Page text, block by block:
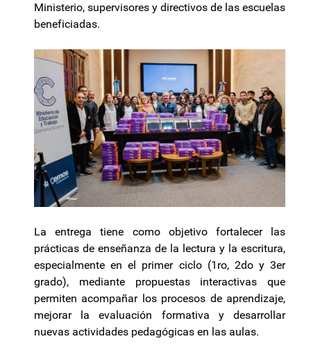
Ministerio, supervisores y directivos de las escuelas
beneficiadas.
La entrega tiene como objetivo fortalecer las
prácticas de enseñanza de la lectura y la escritura,
especialmente en el primer ciclo (1ro, 2do y 3er
grado), mediante propuestas interactivas que
permiten acompañar los procesos de aprendizaje,
mejorar la evaluación formativa y desarrollar
nuevas actividades pedagógicas en las aulas.